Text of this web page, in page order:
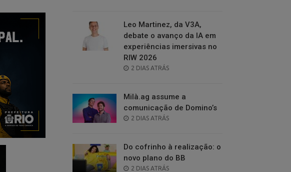
Leo Martinez, da V3A,
debate o avanço da IA em
experiências imersivas no
RIW 2026
POSTED
2 DIAS ATRÁS
Milà.ag assume a
comunicação de Domino’s
POSTED
2 DIAS ATRÁS
Do cofrinho à realização: o
novo plano do BB
POSTED
2 DIAS ATRÁS